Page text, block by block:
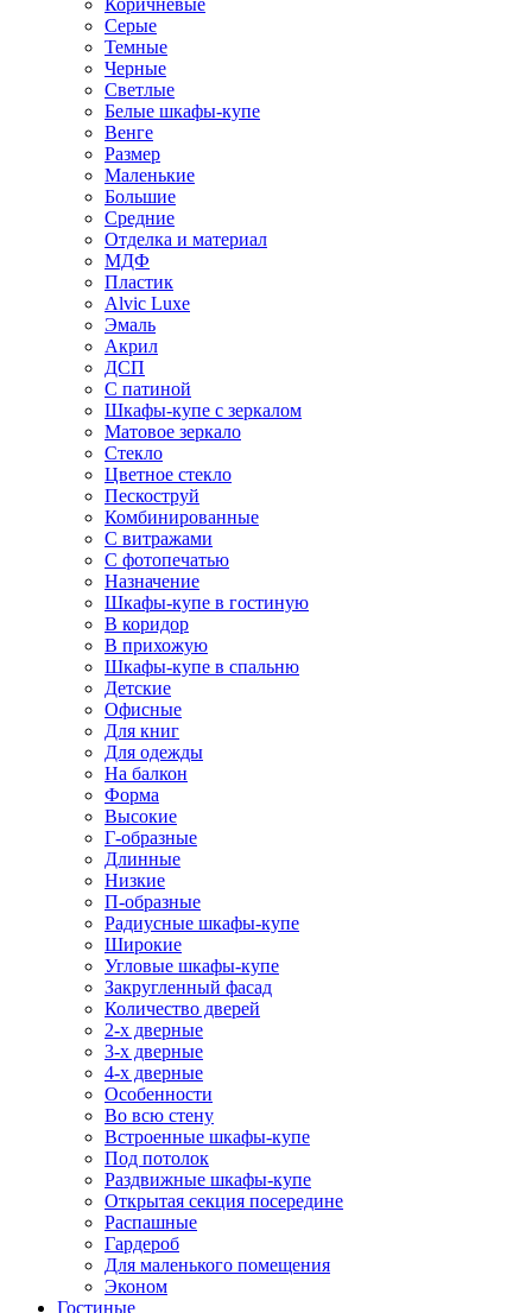
Коричневые
Серые
Темные
Черные
Светлые
Белые шкафы-купе
Венге
Размер
Маленькие
Большие
Средние
Отделка и материал
МДФ
Пластик
Alvic Luxe
Эмаль
Акрил
ДСП
С патиной
Шкафы-купе с зеркалом
Матовое зеркало
Стекло
Цветное стекло
Пескоструй
Комбинированные
С витражами
С фотопечатью
Назначение
Шкафы-купе в гостиную
В коридор
В прихожую
Шкафы-купе в спальню
Детские
Офисные
Для книг
Для одежды
На балкон
Форма
Высокие
Г-образные
Длинные
Низкие
П-образные
Радиусные шкафы-купе
Широкие
Угловые шкафы-купе
Закругленный фасад
Количество дверей
2-х дверные
3-х дверные
4-х дверные
Особенности
Во всю стену
Встроенные шкафы-купе
Под потолок
Раздвижные шкафы-купе
Открытая секция посередине
Распашные
Гардероб
Для маленького помещения
Эконом
Гостиные